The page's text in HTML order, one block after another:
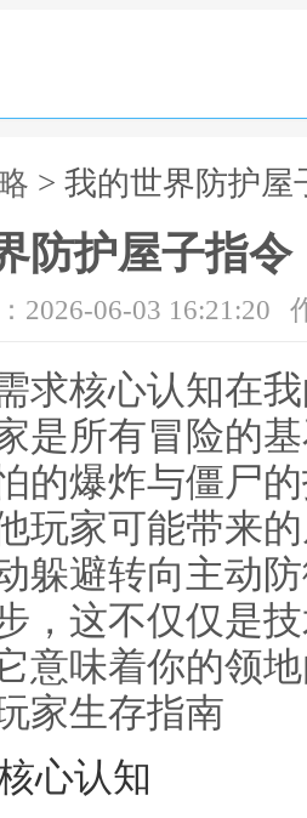
> 我的世界防护
防护屋子指
2026-06-03 16:21:20
求核心认知在
是所有冒险的
的爆炸与僵尸
玩家可能带来
躲避转向主动
，这不仅仅是
意味着你的领
家生存指南
心认知